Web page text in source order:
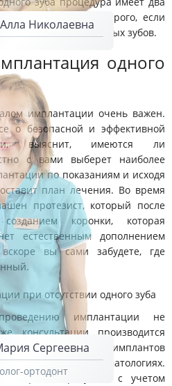
Николаевна
Сергеевна
ортодонт
быстро и не так дорого, если
несколько потерянных зубов.
одного
имплантации очень важен.
о безопасной и эффективной
выяснит, имеются ли
с вами выберет наиболее
по показаниям и исходя
план лечения. Во время
протезист, который после
коронки, которая
естественным дополнением
вы сами забудете, где
имплантации не
консультации производится
установки имплантов
в разных стоматологиях.
цена образуется с учетом